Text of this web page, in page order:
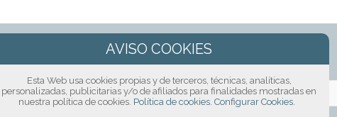
Esta Web usa cookies propias y de terceros, técnicas, analíticas,
personalizadas, publicitarias y/o de afiliados para finalidades mostradas en
nuestra política de cookies. Política de cookies. Configurar Cookies.